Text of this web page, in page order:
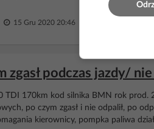
15 Gru 2020 20:46
podczas jazdy/
170km kod silnika BMN rok prod.
po czym zgasł i nie odpalił, po
kierownicy, pompka paliwa